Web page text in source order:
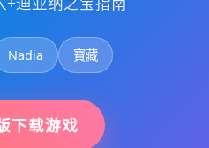
Nadia 寶藏
下载游戏